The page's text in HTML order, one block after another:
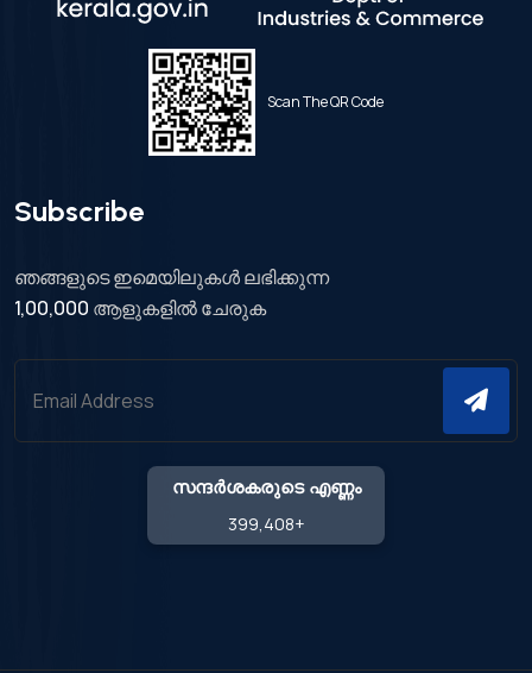
Scan The QR Code
Subscribe
ഞങ്ങളുടെ ഇമെയിലുകൾ ലഭിക്കുന്ന
1,00,000 ആളുകളിൽ ചേരുക
സന്ദർശകരുടെ എണ്ണം
399,408+